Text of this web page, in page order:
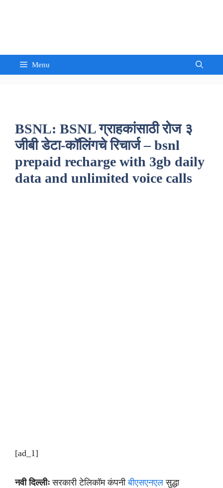
Menu
BSNL: BSNL ग्राहकांसाठी रोज ३
जीबी डेटा-कॉलिंगचे रिचार्ज – bsnl
prepaid recharge with 3gb daily
data and unlimited voice calls
[ad_1]
नवी दिल्लीःसरकारी टेलिकॉम कंपनीबीएसएनएल सुद्धा